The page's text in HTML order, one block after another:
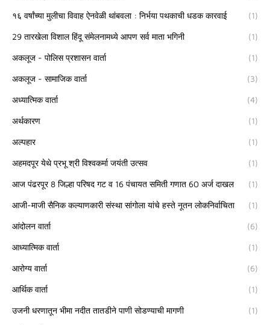
१६ वर्षांच्या मुलीचा विवाह ऐनवेळी थांबवला : निर्भया पथकाची धडक कारवाई (1)
29 तारखेला विशाल हिंदू संमेलनामध्ये आपण सर्व माता भगिनी (1)
अकलूज - पोलिस प्रशासन वार्ता (1)
अकलूज - सामाजिक वार्ता (3)
अध्यात्मिक वार्ता (4)
अर्थकारण (1)
अल्पहार (1)
अहमदपूर येथे प्रभू श्री विश्वकर्मा जयंती उत्सव (1)
आज पंढरपूर 8 जिल्हा परिषद गट व 16 पंचायत समिती गणात 60 अर्ज दाखल (1)
आजी-माजी सैनिक कल्याणकारी संस्था सांगोला यांचे हस्ते नूतन लोकनिर्वाचिता (1)
आंदोलन वार्ता (6)
आध्यात्मिक वार्ता (1)
आरोग्य वार्ता (6)
आर्थिक वार्ता (1)
उजनी धरणातून भीमा नदीत तातडीने पाणी सोडण्याची मागणी (1)